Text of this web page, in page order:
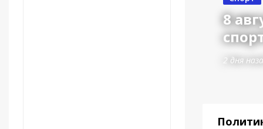
8
2 дня